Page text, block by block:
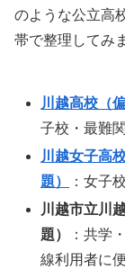
のような公立高
帯で整理してみ
川越高校（
子校・最難
川越女子高
題）
：女子
川越市立川
題）
：共学
線利用者に